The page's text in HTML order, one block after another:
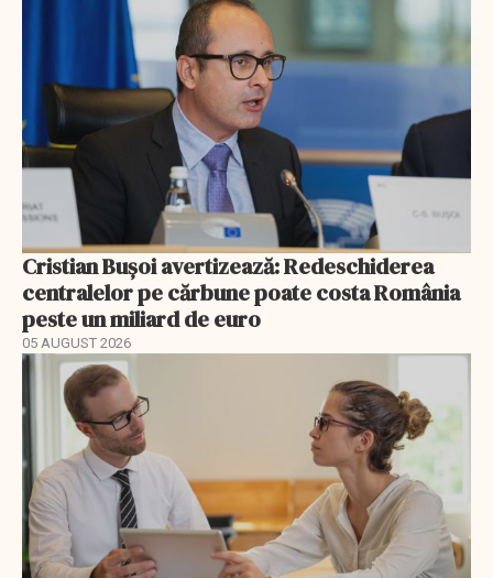
Cristian Bușoi avertizează: Redeschiderea
centralelor pe cărbune poate costa România
peste un miliard de euro
05 AUGUST 2026